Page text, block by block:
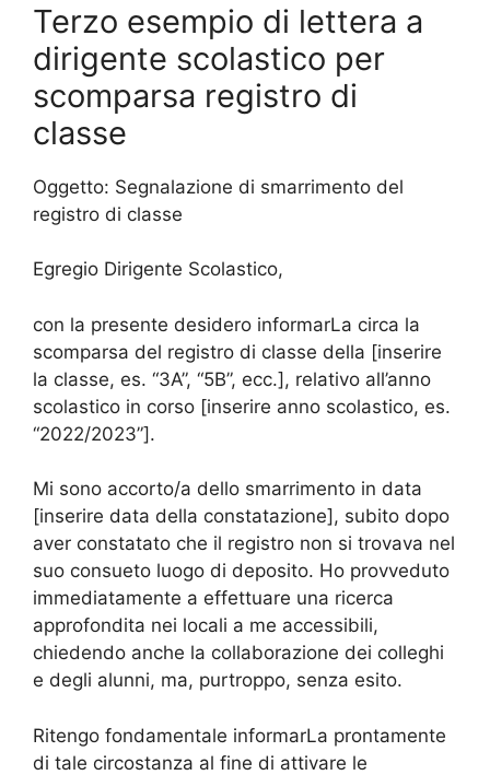
Terzo esempio di lettera a
dirigente scolastico per
scomparsa registro di
classe
Oggetto: Segnalazione di smarrimento del
registro di classe
Egregio Dirigente Scolastico,
con la presente desidero informarLa circa la
scomparsa del registro di classe della [inserire
la classe, es. “3A”, “5B”, ecc.], relativo all’anno
scolastico in corso [inserire anno scolastico, es.
“2022/2023”].
Mi sono accorto/a dello smarrimento in data
[inserire data della constatazione], subito dopo
aver constatato che il registro non si trovava nel
suo consueto luogo di deposito. Ho provveduto
immediatamente a effettuare una ricerca
approfondita nei locali a me accessibili,
chiedendo anche la collaborazione dei colleghi
e degli alunni, ma, purtroppo, senza esito.
Ritengo fondamentale informarLa prontamente
di tale circostanza al fine di attivare le